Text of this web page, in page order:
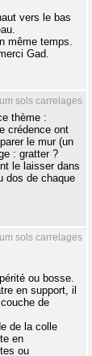
vers le bas
même temps.
Gad.
sols carrelages
thème :
crédence ont
le mur (un
: gratter ?
le laisser dans
dos de chaque
sols carrelages
ou bosse.
en support, il
de
de la colle
en
ou